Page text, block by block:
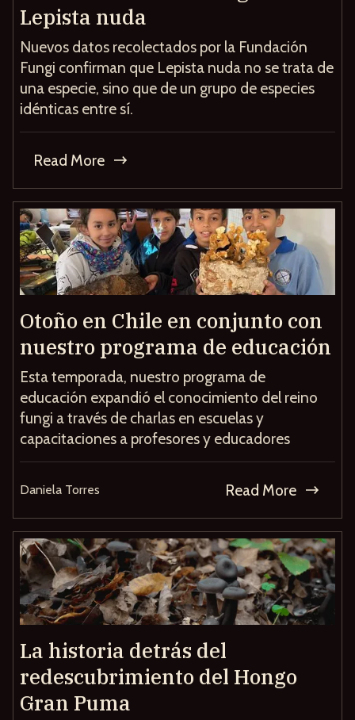
Lepista nuda
Nuevos datos recolectados por la Fundación
Fungi confirman que Lepista nuda no se trata de
una especie, sino que de un grupo de especies
idénticas entre sí.
Read More
Otoño en Chile en conjunto con
nuestro programa de educación
Esta temporada, nuestro programa de
educación expandió el conocimiento del reino
fungi a través de charlas en escuelas y
capacitaciones a profesores y educadores
Daniela Torres Read More
La historia detrás del
redescubrimiento del Hongo
Gran Puma